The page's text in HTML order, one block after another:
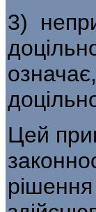
3)
Цей